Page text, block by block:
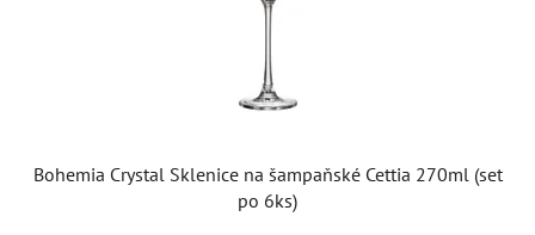
Bohemia Crystal Sklenice na šampaňské Cettia 270ml (set
po 6ks)